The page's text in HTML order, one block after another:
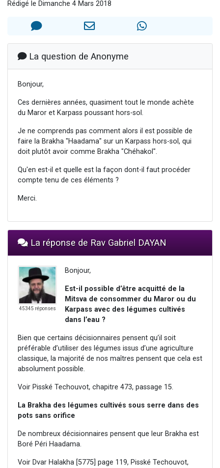
Il reste 49 places pour étudier en groupe sur Zoom
Eva vient de donner son Maasser
Rédigé le Dimanche 4 Mars 2018
La question de Anonyme
Bonjour,
Ces dernières années, quasiment tout le monde achète
du Maror et Karpass poussant hors-sol.
Je ne comprends pas comment alors il est possible de
faire la Brakha "Haadama" sur un Karpass hors-sol, qui
doit plutôt avoir comme Brakha "Chéhakol".
Qu'en est-il et quelle est la façon dont-il faut procéder
compte tenu de ces éléments ?
Merci.
La réponse de Rav Gabriel DAYAN
45345 réponses
Bonjour,
Est-il possible d’être acquitté de la
Mitsva de consommer du Maror ou du
Karpass avec des légumes cultivés
dans l’eau ?
Bien que certains décisionnaires pensent qu’il soit
préférable d’utiliser des légumes issus d’une agriculture
classique, la majorité de nos maîtres pensent que cela est
absolument possible.
Voir Pisské Techouvot, chapitre 473, passage 15.
La Brakha des légumes cultivés sous serre dans des
pots sans orifice
De nombreux décisionnaires pensent que leur Brakha est
Boré Péri Haadama.
Voir Dvar Halakha [5775] page 119, Pisské Techouvot,